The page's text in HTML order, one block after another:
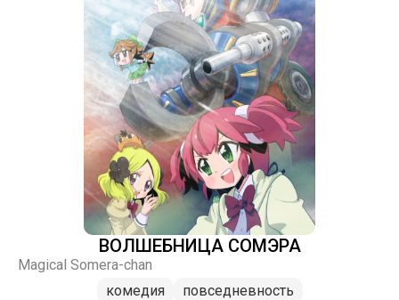
ВОЛШЕБНИЦА СОМЭРА
Magical Somera-chan
комедия
повседневность